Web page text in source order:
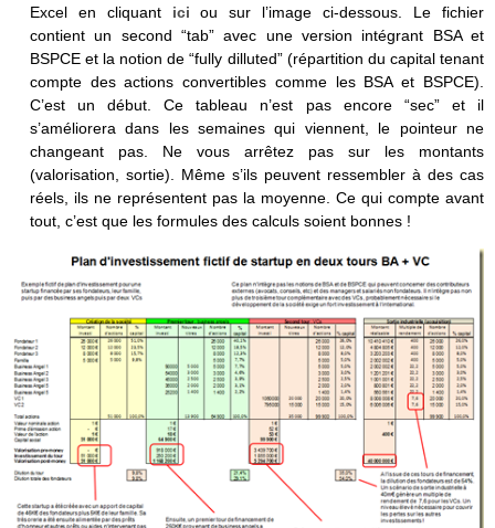
Excel en cliquant ici ou sur l’image ci-dessous. Le fichier
contient un second “tab” avec une version intégrant BSA et
BSPCE et la notion de “fully dilluted” (répartition du capital tenant
compte des actions convertibles comme les BSA et BSPCE).
C’est un début. Ce tableau n’est pas encore “sec” et il
s’améliorera dans les semaines qui viennent, le pointeur ne
changeant pas. Ne vous arrêtez pas sur les montants
(valorisation, sortie). Même s’ils peuvent ressembler à des cas
réels, ils ne représentent pas la moyenne. Ce qui compte avant
tout, c’est que les formules des calculs soient bonnes !